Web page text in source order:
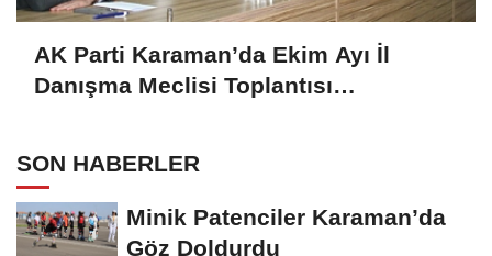
AK Parti Karaman’da Ekim Ayı İl
Danışma Meclisi Toplantısı
SON HABERLER
Minik Patenciler Karaman’da
Göz Doldurdu